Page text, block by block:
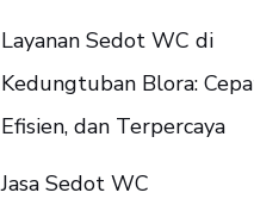
Layanan Sedot WC di
Kedungtuban Blora:
Efisien, dan Terpercaya
Jasa Sedot WC